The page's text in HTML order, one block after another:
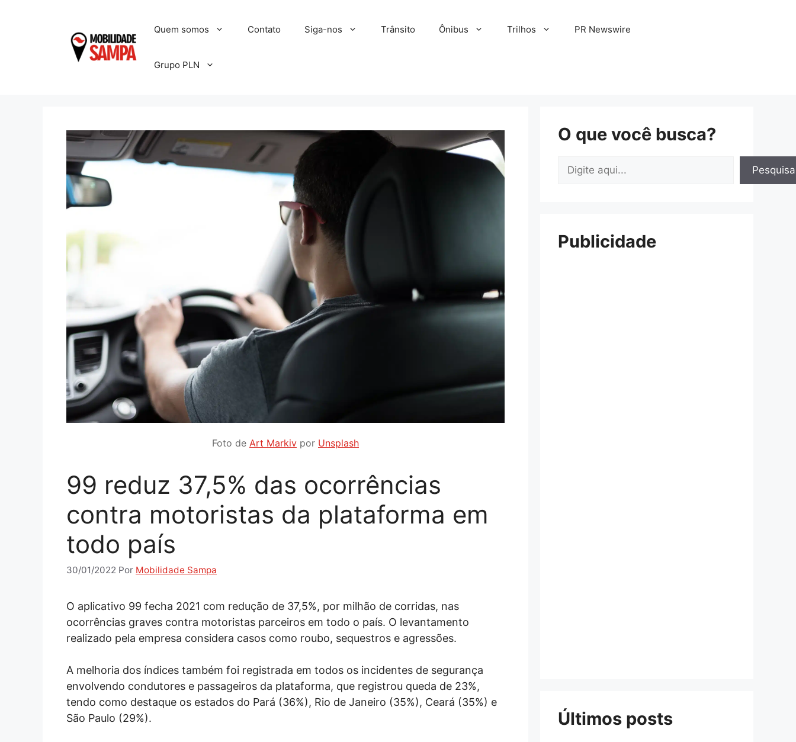
Quem somos Contato Siga-nos Trânsito Ônibus Trilhos PR Newswire
Grupo PLN
Foto de Art Markiv por Unsplash
99 reduz 37,5% das ocorrências
contra motoristas da plataforma em
todo país
30/01/2022 Por Mobilidade Sampa
O aplicativo 99 fecha 2021 com redução de 37,5%, por milhão de corridas, nas
ocorrências graves contra motoristas parceiros em todo o país. O levantamento
realizado pela empresa considera casos como roubo, sequestros e agressões.
A melhoria dos índices também foi registrada em todos os incidentes de segurança
envolvendo condutores e passageiros da plataforma, que registrou queda de 23%,
tendo como destaque os estados do Pará (36%), Rio de Janeiro (35%), Ceará (35%) e
São Paulo (29%).
O que você busca?
Pesquisar
Publicidade
Últimos posts